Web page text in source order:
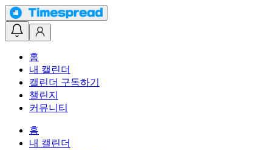
홈
내 캘린더
캘린더 구독하기
챌린지
커뮤니티
홈
내 캘린더